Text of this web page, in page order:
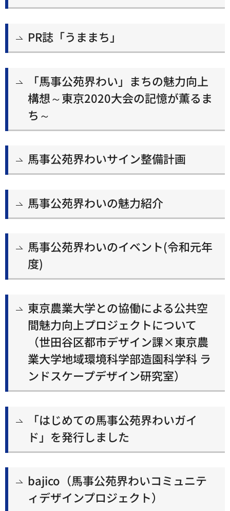
PR誌「うままち」
「馬事公苑界わい」まちの魅力向上
構想～東京2020大会の記憶が薫るま
ち～
馬事公苑界わいサイン整備計画
馬事公苑界わいの魅力紹介
馬事公苑界わいのイベント(令和元年
度)
東京農業大学との協働による公共空
間魅力向上プロジェクトについて
（世田谷区都市デザイン課×東京農
業大学地域環境科学部造園科学科 ラ
ンドスケープデザイン研究室）
「はじめての馬事公苑界わいガイ
ド」を発行しました
bajico（馬事公苑界わいコミュニテ
ィデザインプロジェクト）